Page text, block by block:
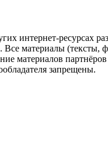
интернет-ресурсах
Все материалы (тексты,
материалов
запрещены.